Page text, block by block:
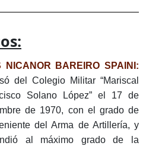
NICANOR BAREIRO SPAINI:
del Colegio Militar “Mariscal
Solano López” el 17 de
de 1970, con el grado de
del Arma de Artillería, y
al máximo grado de la